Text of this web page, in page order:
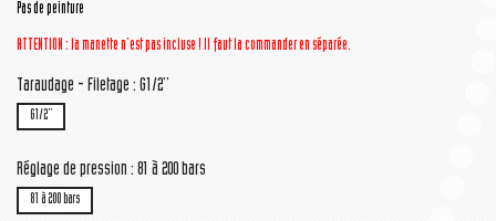
Pas de peinture
ATTENTION : la manette n'est pas incluse ! Il faut la commander en séparée.
Taraudage - Filetage : G1/2''
G1/2''
Réglage de pression : 81 à 200 bars
81 à 200 bars